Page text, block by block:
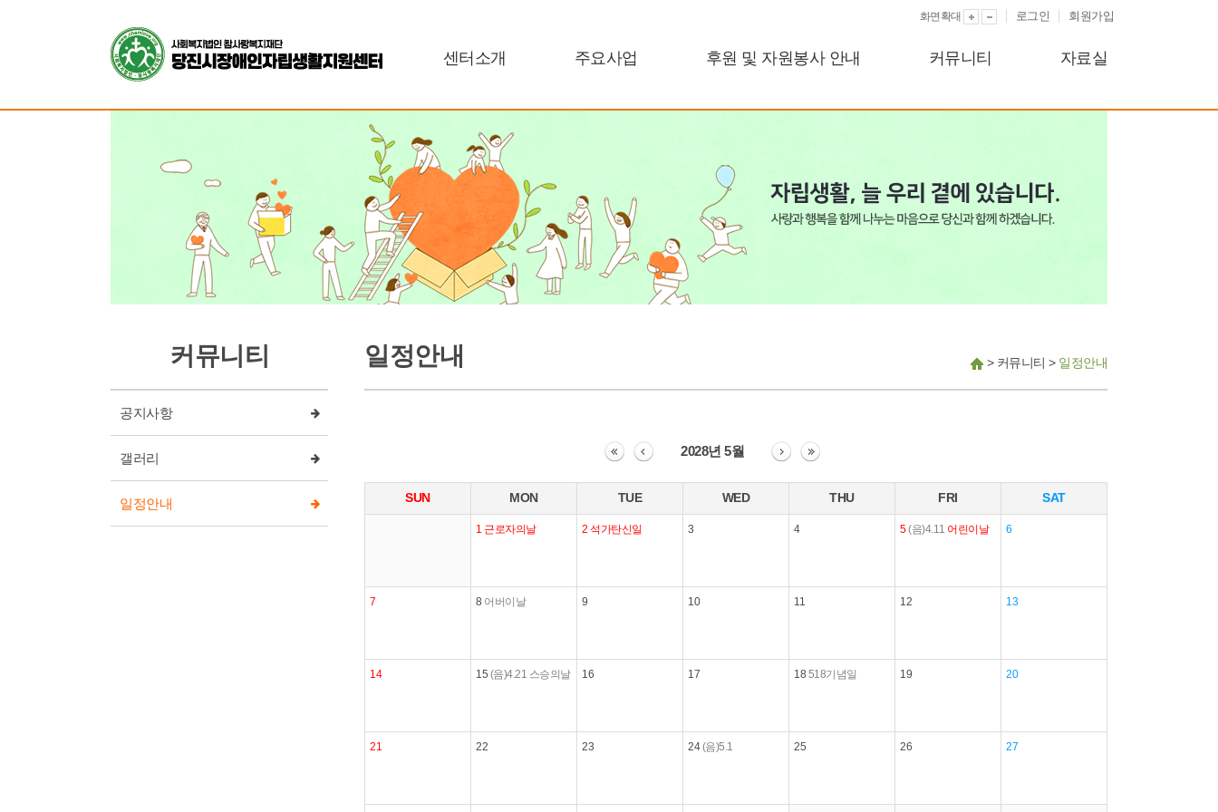
화면확대 로그인 회원가입
센터소개 주요사업 후원 및 자원봉사 안내 커뮤니티 자료실
커뮤니티
공지사항
갤러리
일정안내
일정안내 > 커뮤니티 > 일정안내
2028년 5월
SUN MON TUE WED THU FRI SAT
1 근로자의날 2 석가탄신일 3 4 5(음)4.11 어린이날 6
7 8 어버이날 9 10 11 12 13
14 15 (음)4.21 스승의날 16 17 18 518기념일 19 20
21 22 23 24(음)5.1 25 26 27